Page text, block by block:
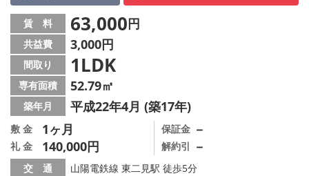
会社概要
メールでお問い合わせ
賃 料 63,000円
共益費 3,000円
間取り 1LDK
専有面積 52.79㎡
築年月 平成22年4月 (築17年)
敷 金 1ヶ月
礼 金 140,000円
保証金 －
解約引 －
交 通
山陽電鉄線 東二見駅 徒歩5分